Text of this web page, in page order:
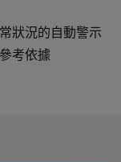
狀況的自動警示
考依據